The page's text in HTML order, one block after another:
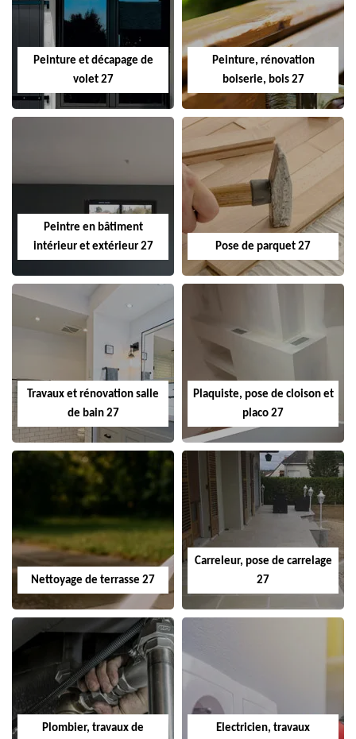
Peinture et décapage de
volet 27
Peinture, rénovation
boiserie, bois 27
Peintre en bâtiment
intérieur et extérieur 27
Pose de parquet 27
Travaux et rénovation salle
de bain 27
Plaquiste, pose de cloison et
placo 27
Nettoyage de terrasse 27
Carreleur, pose de carrelage
27
Plombier, travaux de
Electricien, travaux